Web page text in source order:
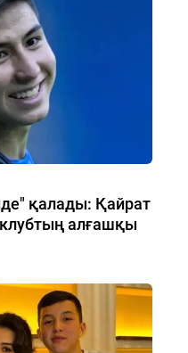
қалады: Қайрат
алғашқы